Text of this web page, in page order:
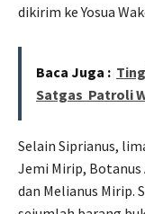
dikirim ke Yosua
Baca Juga :
Satgas Patroli
Selain Siprianus,
Jemi Mirip, Botanus
dan Melianus Mirip.